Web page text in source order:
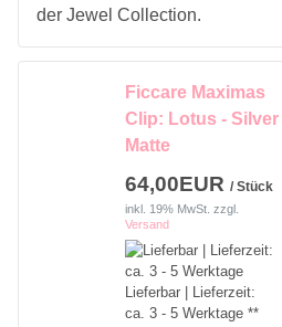
der Jewel Collection.
Ficcare Maximas
Clip: Lotus - Silver
Matte
64,00EUR / Stück
inkl. 19% MwSt. zzgl.
Versand
Lieferbar | Lieferzeit:
ca. 3 - 5 Werktage **